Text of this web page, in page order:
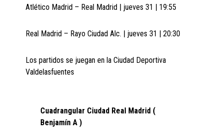
Atlético Madrid – Real Madrid | jueves 31 | 19:55
Real Madrid – Rayo Ciudad Alc. | jueves 31 | 20:30
Los partidos se juegan en la Ciudad Deportiva
Valdelasfuentes
Cuadrangular Ciudad Real Madrid (
Benjamín A )